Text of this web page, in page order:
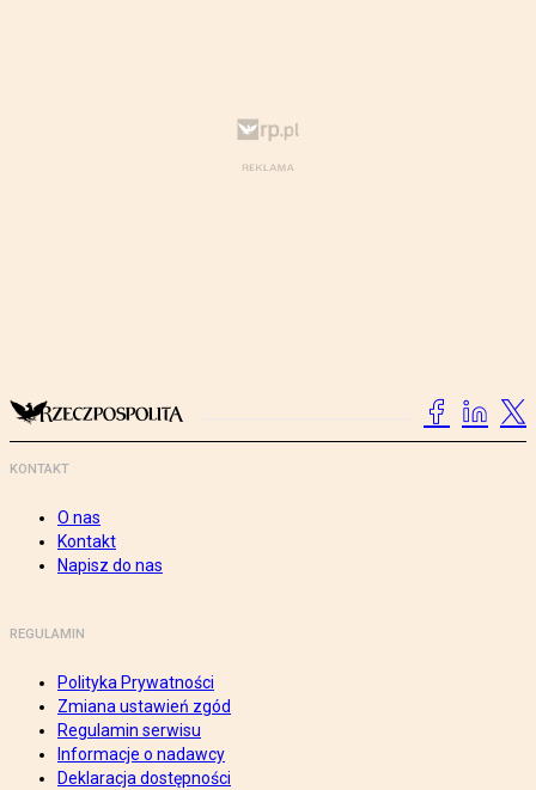
KONTAKT
O nas
Kontakt
Napisz do nas
REGULAMIN
Polityka Prywatności
Zmiana ustawień zgód
Regulamin serwisu
Informacje o nadawcy
Deklaracja dostępności